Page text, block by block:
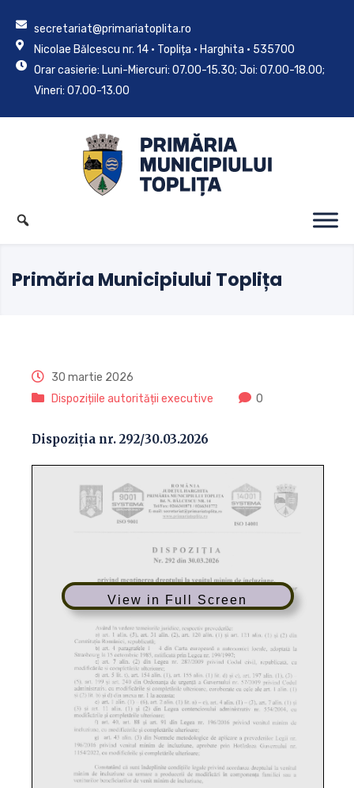
secretariat@primariatoplita.ro
Nicolae Bălcescu nr. 14 • Toplița • Harghita • 535700
Orar casierie: Luni-Miercuri: 07.00-15.30; Joi: 07.00-18.00;
Vineri: 07.00-13.00
Primăria Municipiului Toplița
30 martie 2026
Dispozițiile autorității executive
0
Dispoziția nr. 292/30.03.2026
View in Full Screen